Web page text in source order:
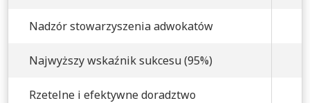
Nadzór stowarzyszenia adwokatów
Najwyższy wskaźnik sukcesu (95%)
Rzetelne i efektywne doradztwo